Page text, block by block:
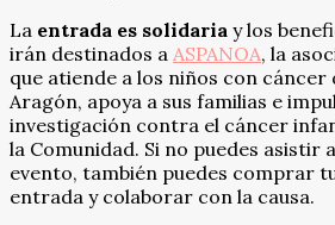
La entrada es solidaria y los
irán destinados a ASPANOA, la
que atiende a los niños con cáncer
Aragón, apoya a sus familias e
investigación contra el cáncer
la Comunidad. Si no puedes asistir
evento, también puedes comprar
entrada y colaborar con la causa.